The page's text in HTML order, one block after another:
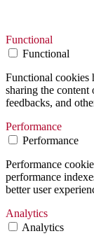
Functional
Functional
Functional cookies
sharing the
feedbacks, and
Performance
Performance
Performance
performance
better user
Analytics
Analytics